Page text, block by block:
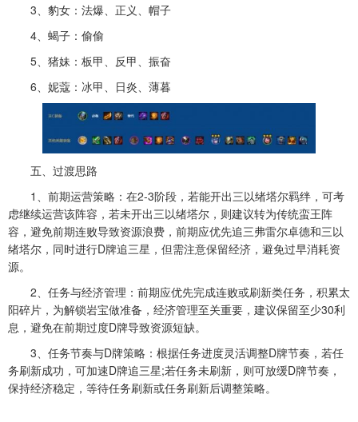
3、豹女：法爆、正义、帽子
4、蝎子：偷偷
5、猪妹：板甲、反甲、振奋
6、妮蔻：冰甲、日炎、薄暮
五、过渡思路
1、前期运营策略：在2-3阶段，若能开出三以绪塔尔羁绊，可考
虑继续运营该阵容，若未开出三以绪塔尔，则建议转为传统蛮王阵
容，避免前期连败导致资源浪费，前期应优先追三弗雷尔卓德和三以
绪塔尔，同时进行D牌追三星，但需注意保留经济，避免过早消耗资
源。
2、任务与经济管理：前期应优先完成连败或刷新类任务，积累太
阳碎片，为解锁岩宝做准备，经济管理至关重要，建议保留至少30利
息，避免在前期过度D牌导致资源短缺。
3、任务节奏与D牌策略：根据任务进度灵活调整D牌节奏，若任
务刷新成功，可加速D牌追三星;若任务未刷新，则可放缓D牌节奏，
保持经济稳定，等待任务刷新或任务刷新后调整策略。